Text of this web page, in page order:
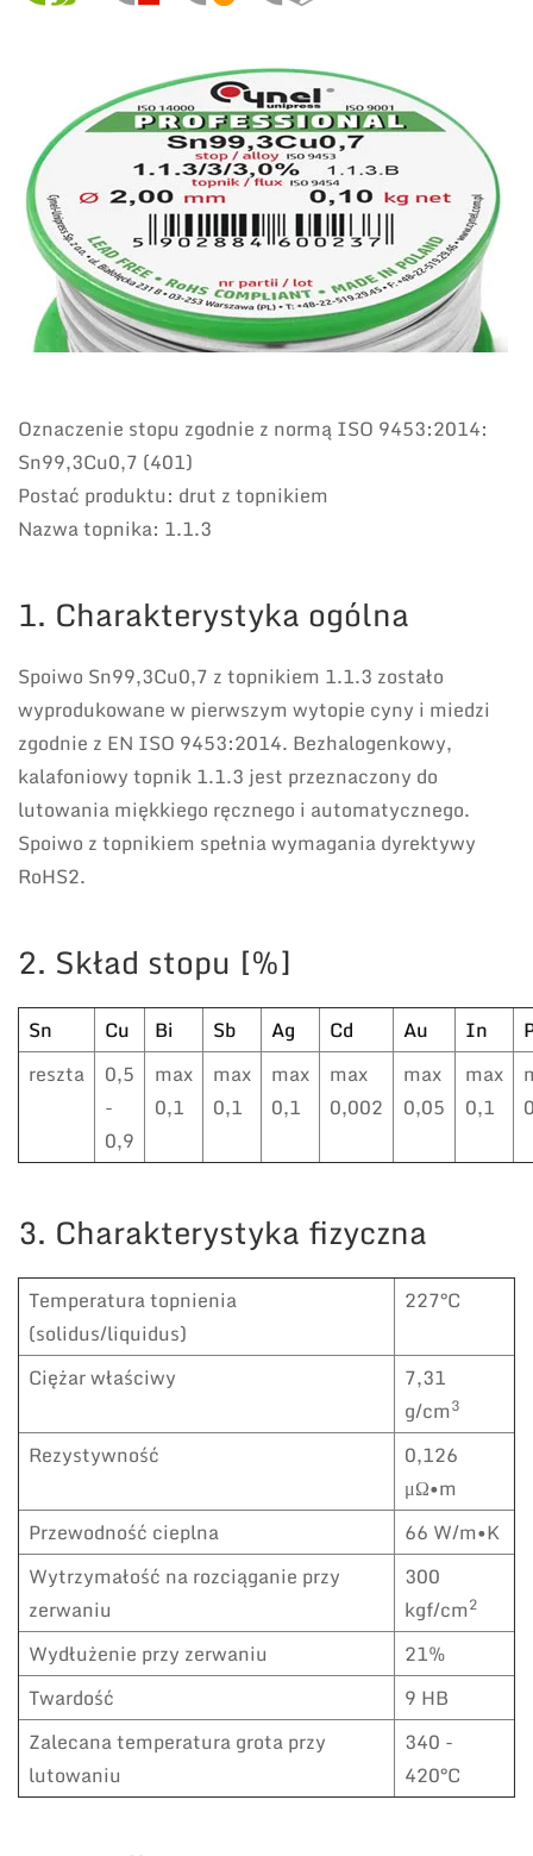
Oznaczenie stopu zgodnie z normą ISO 9453:2014:
Sn99,3Cu0,7 (401)
Postać produktu: drut z topnikiem
Nazwa topnika: 1.1.3
1. Charakterystyka ogólna
Spoiwo Sn99,3Cu0,7 z topnikiem 1.1.3 zostało
wyprodukowane w pierwszym wytopie cyny i miedzi
zgodnie z EN ISO 9453:2014. Bezhalogenkowy,
kalafoniowy topnik 1.1.3 jest przeznaczony do
lutowania miękkiego ręcznego i automatycznego.
Spoiwo z topnikiem spełnia wymagania dyrektywy
RoHS2.
2. Skład stopu [%]
Sn Cu Bi Sb Ag Cd Au In
reszta
0,5
-
0,9
max
0,1
max
0,1
max
0,1
max
0,002
max
0,05
max
0,1
3. Charakterystyka fizyczna
Temperatura topnienia
(solidus/liquidus)
227°C
Ciężar właściwy
7,31
g/cm3
Rezystywność
0,126
μΩ•m
Przewodność cieplna
66 W/m•K
Wytrzymałość na rozciąganie przy
zerwaniu
300
kgf/cm2
Wydłużenie przy zerwaniu
21%
Twardość
9 HB
Zalecana temperatura grota przy
lutowaniu
340 -
420°C